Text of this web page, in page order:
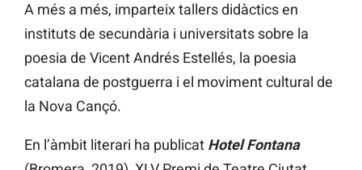
A més a més, imparteix tallers didàctics en
instituts de secundària i universitats sobre la
poesia de Vicent Andrés Estellés, la poesia
catalana de postguerra i el moviment cultural de
la Nova Cançó.
En l’àmbit literari ha publicat Hotel Fontana